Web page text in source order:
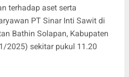
terhadap aset serta
PT Sinar Inti Sawit di
Bathin Solapan, Kabupaten
2025) sekitar pukul 11.20